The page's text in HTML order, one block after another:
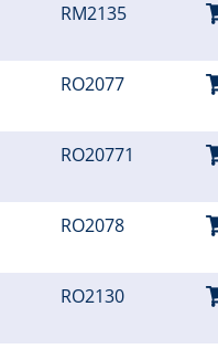
RM2135
RO2077
RO20771
RO2078
RO2130